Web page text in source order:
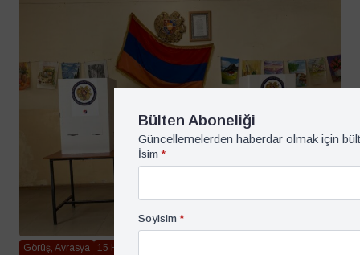
Görüş, Avrasya 15 Haziran 2026
Bülten Aboneliği
Güncellemelerden haberdar olmak için
İsim *
Soyisim *